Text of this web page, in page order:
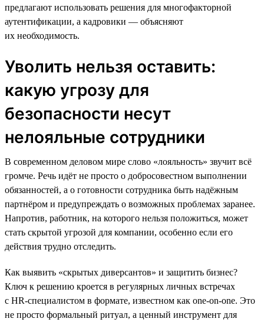
предлагают использовать решения для многофакторной
аутентификации, а кадровики — объясняют
их необходимость.
Уволить нельзя оставить:
какую угрозу для
безопасности несут
нелояльные сотрудники
В современном деловом мире слово «лояльность» звучит всё
громче. Речь идёт не просто о добросовестном выполнении
обязанностей, а о готовности сотрудника быть надёжным
партнёром и предупреждать о возможных проблемах заранее.
Напротив, работник, на которого нельзя положиться, может
стать скрытой угрозой для компании, особенно если его
действия трудно отследить.
Как выявить «скрытых диверсантов» и защитить бизнес?
Ключ к решению кроется в регулярных личных встречах
с HR-специалистом в формате, известном как one-on-one. Это
не просто формальный ритуал, а ценный инструмент для